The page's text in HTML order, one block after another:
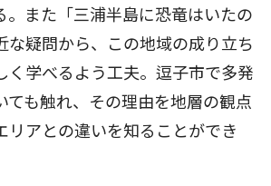
。また「三浦半島に恐竜はいたの
な疑問から、この地域の成り立ち
く学べるよう工夫。逗子市で多発
ても触れ、その理由を地層の観点
リアとの違いを知ることができ